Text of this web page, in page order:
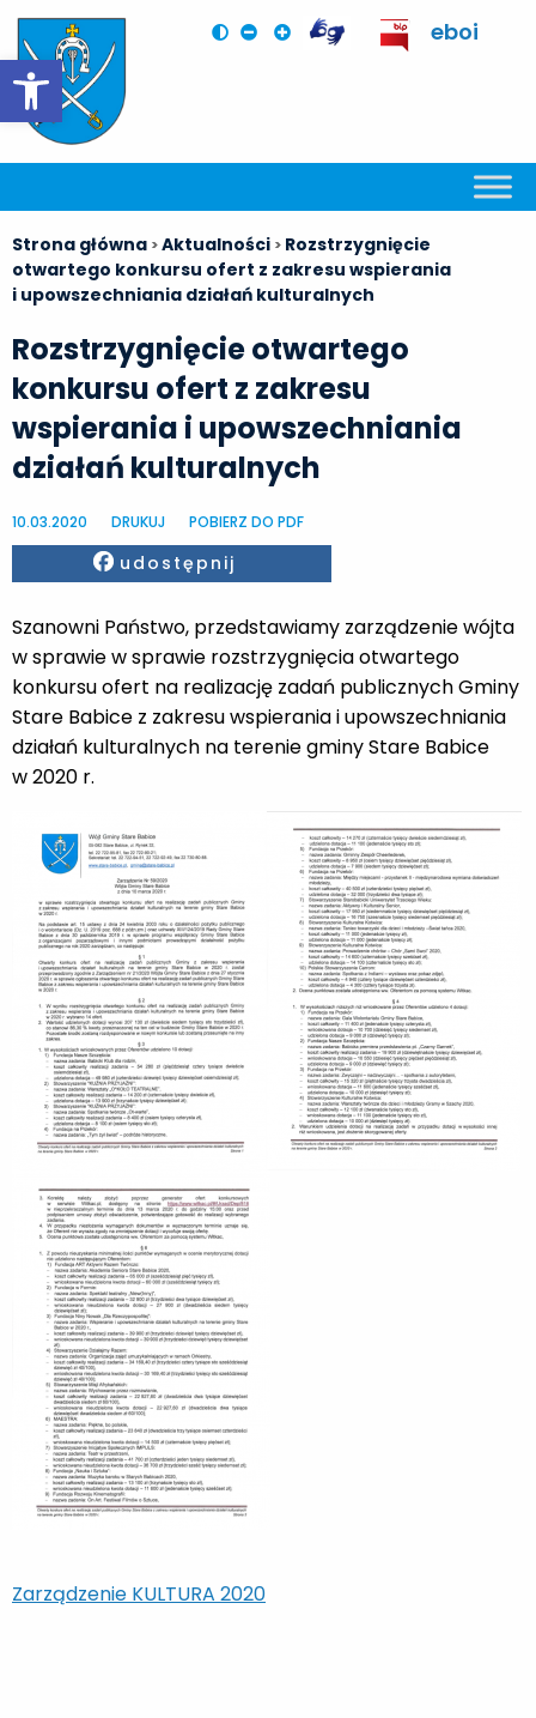
Otwórz pasek narzędzi
eboi
Strona główna >Aktualności > Rozstrzygnięcie
otwartego konkursu ofert z zakresu wspierania
i upowszechniania działań kulturalnych
Rozstrzygnięcie otwartego
konkursu ofert z zakresu
wspierania i upowszechniania
działań kulturalnych
10.03.2020 DRUKUJ POBIERZ DO PDF
Facebook
udostępnij
Szanowni Państwo, przedstawiamy zarządzenie wójta
w sprawie w sprawie rozstrzygnięcia otwartego
konkursu ofert na realizację zadań publicznych Gminy
Stare Babice z zakresu wspierania i upowszechniania
działań kulturalnych na terenie gminy Stare Babice
w 2020 r.
Zarządzenie KULTURA 2020